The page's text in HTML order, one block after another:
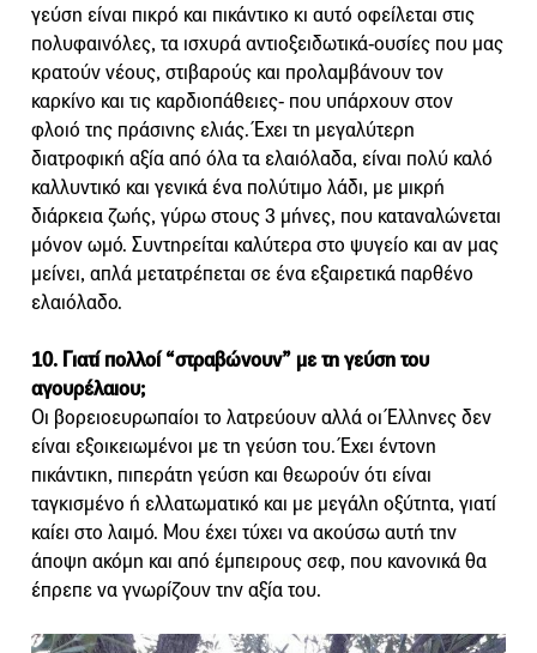
γεύση είναι πικρό και πικάντικο κι αυτό οφείλεται στις
πολυφαινόλες, τα ισχυρά αντιοξειδωτικά-ουσίες που μας
κρατούν νέους, στιβαρούς και προλαμβάνουν τον
καρκίνο και τις καρδιοπάθειες- που υπάρχουν στον
φλοιό της πράσινης ελιάς. Έχει τη μεγαλύτερη
διατροφική αξία από όλα τα ελαιόλαδα, είναι πολύ καλό
καλλυντικό και γενικά ένα πολύτιμο λάδι, με μικρή
διάρκεια ζωής, γύρω στους 3 μήνες, που καταναλώνεται
μόνον ωμό. Συντηρείται καλύτερα στο ψυγείο και αν μας
μείνει, απλά μετατρέπεται σε ένα εξαιρετικά παρθένο
ελαιόλαδο.
10. Γιατί πολλοί “στραβώνουν” με τη γεύση του
αγουρέλαιου;
Οι βορειοευρωπαίοι το λατρεύουν αλλά οι Έλληνες δεν
είναι εξοικειωμένοι με τη γεύση του. Έχει έντονη
πικάντικη, πιπεράτη γεύση και θεωρούν ότι είναι
ταγκισμένο ή ελλατωματικό και με μεγάλη οξύτητα, γιατί
καίει στο λαιμό. Μου έχει τύχει να ακούσω αυτή την
άποψη ακόμη και από έμπειρους σεφ, που κανονικά θα
έπρεπε να γνωρίζουν την αξία του.